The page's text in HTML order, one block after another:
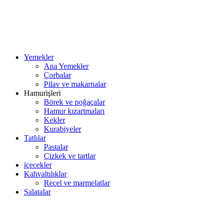
Yemekler
Ana Yemekler
Çorbalar
Pilav ve makarnalar
Hamurişleri
Börek ve poğaçalar
Hamur kızartmaları
Kekler
Kurabiyeler
Tatlılar
Pastalar
Çizkek ve tartlar
içecekler
Kahvaltılıklar
Reçel ve marmelatlar
Salatalar